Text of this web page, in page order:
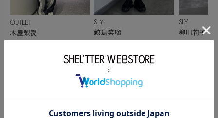
OUTLET
木屋梨愛
150cm
SLY
鮫島笑瑠
151cm
SLY
柳川莉子
152cm
このアイテムを見た人がチェックしている商品